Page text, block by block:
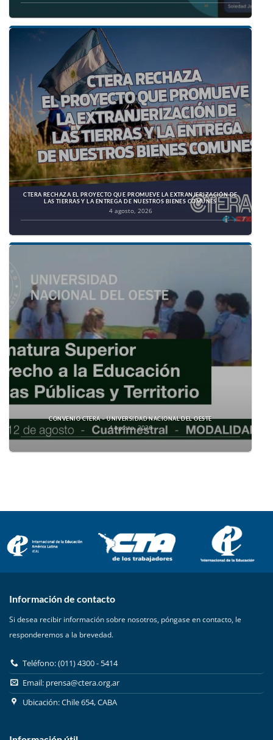
CTERA RECHAZA EL PROYECTO QUE PROMUEVE LA EXTRANJERIZACIÓN DE
LAS TIERRAS Y LA ENTREGA DE NUESTROS BIENES COMUNES
4 agosto, 2026
CONVENIO CTERA – UNIVERSIDAD NACIONAL DEL OESTE
4 agosto, 2026
Información de contacto
Si desea recibir información sobre nosotros, póngase en contacto, le
responderemos a la brevedad.
Teléfono: (011) 4300 - 5414
Email: prensa@ctera.org.ar
Ubicación: Chile 654, CABA